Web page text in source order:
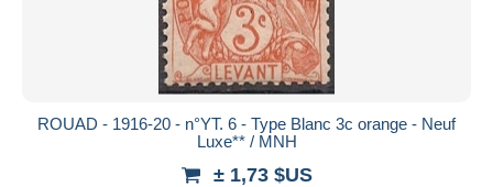
ROUAD - 1916-20 - n°YT. 6 - Type Blanc 3c orange - Neuf
Luxe** / MNH
± 1,73 $US